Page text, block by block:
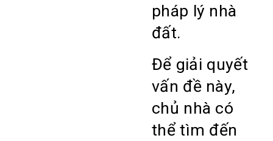
pháp lý nhà
đất.
Để giải quyết
vấn đề này,
chủ nhà có
thể tìm đến